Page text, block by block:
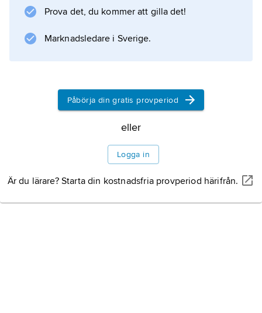
motståndet från de gammaltroende och på
ytterligare skäl för sin tro
Information om artikeln
Prova det, du kommer att gilla det!
Marknadsledare i Sverige.
Påbörja din gratis provperiod
eller
Logga in
Är du lärare? Starta din kostnadsfria provperiod härifrån.